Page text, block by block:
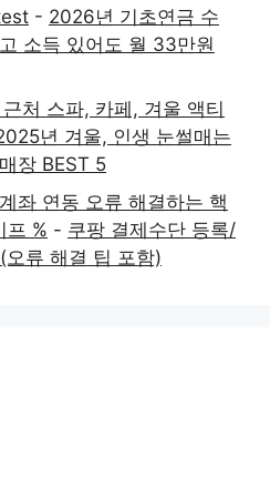
- 2026년 기초연금 수
소득 있어도 월 33만원
처 스파, 카페, 겨울 액티
년 겨울, 인생 눈썰매는
장 BEST 5
좌 연동 오류 해결하는 핵
프 % - 쿠팡 결제수단 등록/
류 해결 팁 포함)